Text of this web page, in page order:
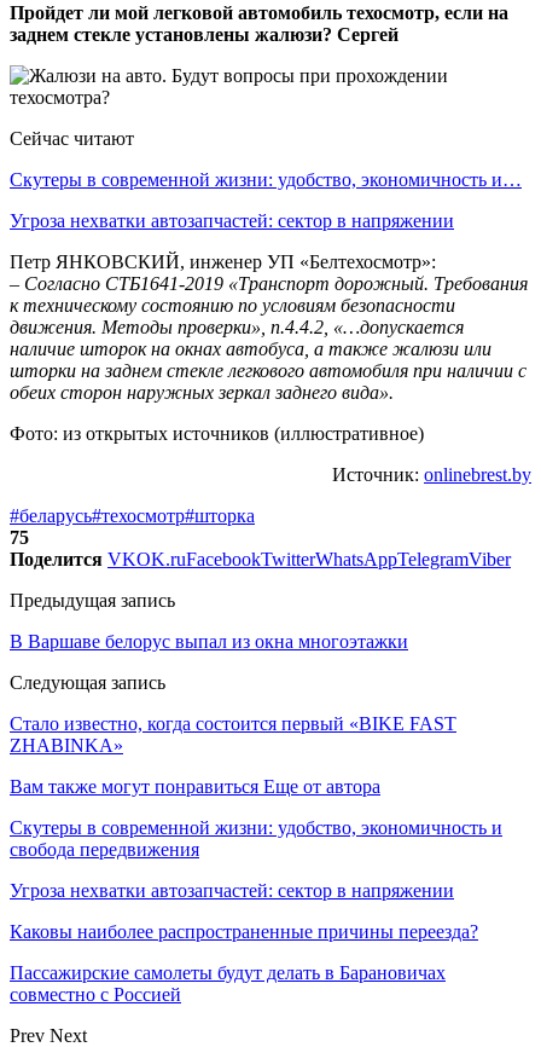
Пройдет ли мой легковой автомобиль техосмотр, если на
заднем стекле установлены жалюзи? Сергей
Сейчас читают
Скутеры в современной жизни: удобство, экономичность и…
Угроза нехватки автозапчастей: сектор в напряжении
Петр ЯНКОВСКИЙ, инженер УП «Белтехосмотр»:
– Согласно СТБ1641-2019 «Транспорт дорожный. Требования
к техническому состоянию по условиям безопасности
движения. Методы проверки», п.4.4.2, «…допускается
наличие шторок на ок­нах автобуса, а также жалюзи или
шторки на заднем стекле легкового автомобиля при наличии с
обеих сторон наружных зеркал заднего вида».
Фото: из открытых источников (иллюстративное)
Источник: onlinebrest.by
#беларусь#техосмотр#шторка
75
Поделится VKOK.ruFacebookTwitterWhatsAppTelegramViber
Предыдущая запись
В Варшаве белорус выпал из окна многоэтажки
Следующая запись
Стало известно, когда состоится первый «BIKE FAST
ZHABINKA»
Вам также могут понравиться Еще от автора
Скутеры в современной жизни: удобство, экономичность и
свобода передвижения
Угроза нехватки автозапчастей: сектор в напряжении
Каковы наиболее распространенные причины переезда?
Пассажирские самолеты будут делать в Барановичах
совместно с Россией
Prev Next